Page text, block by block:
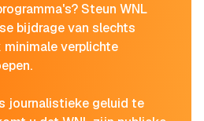
Steun WNL
bijdrage van slechts
verplichte
journalistieke geluid te